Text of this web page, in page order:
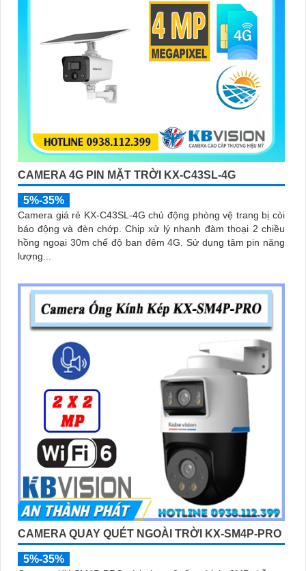
CAMERA 4G PIN MẶT TRỜI KX-C43SL-4G
5%-35%
Camera giá rẻ KX-C43SL-4G chủ động phòng vệ trang bị còi
báo động và đèn chớp. Chip xử lý nhanh đàm thoại 2 chiều
hồng ngoại 30m chế độ ban đêm 4G. Sử dụng tâm pin năng
lượng...
CAMERA QUAY QUÉT NGOÀI TRỜI KX-SM4P-PRO
5%-35%